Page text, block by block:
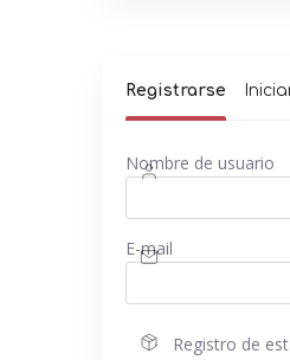
Registrarse
Nombre de usuario
E-mail
Registro de